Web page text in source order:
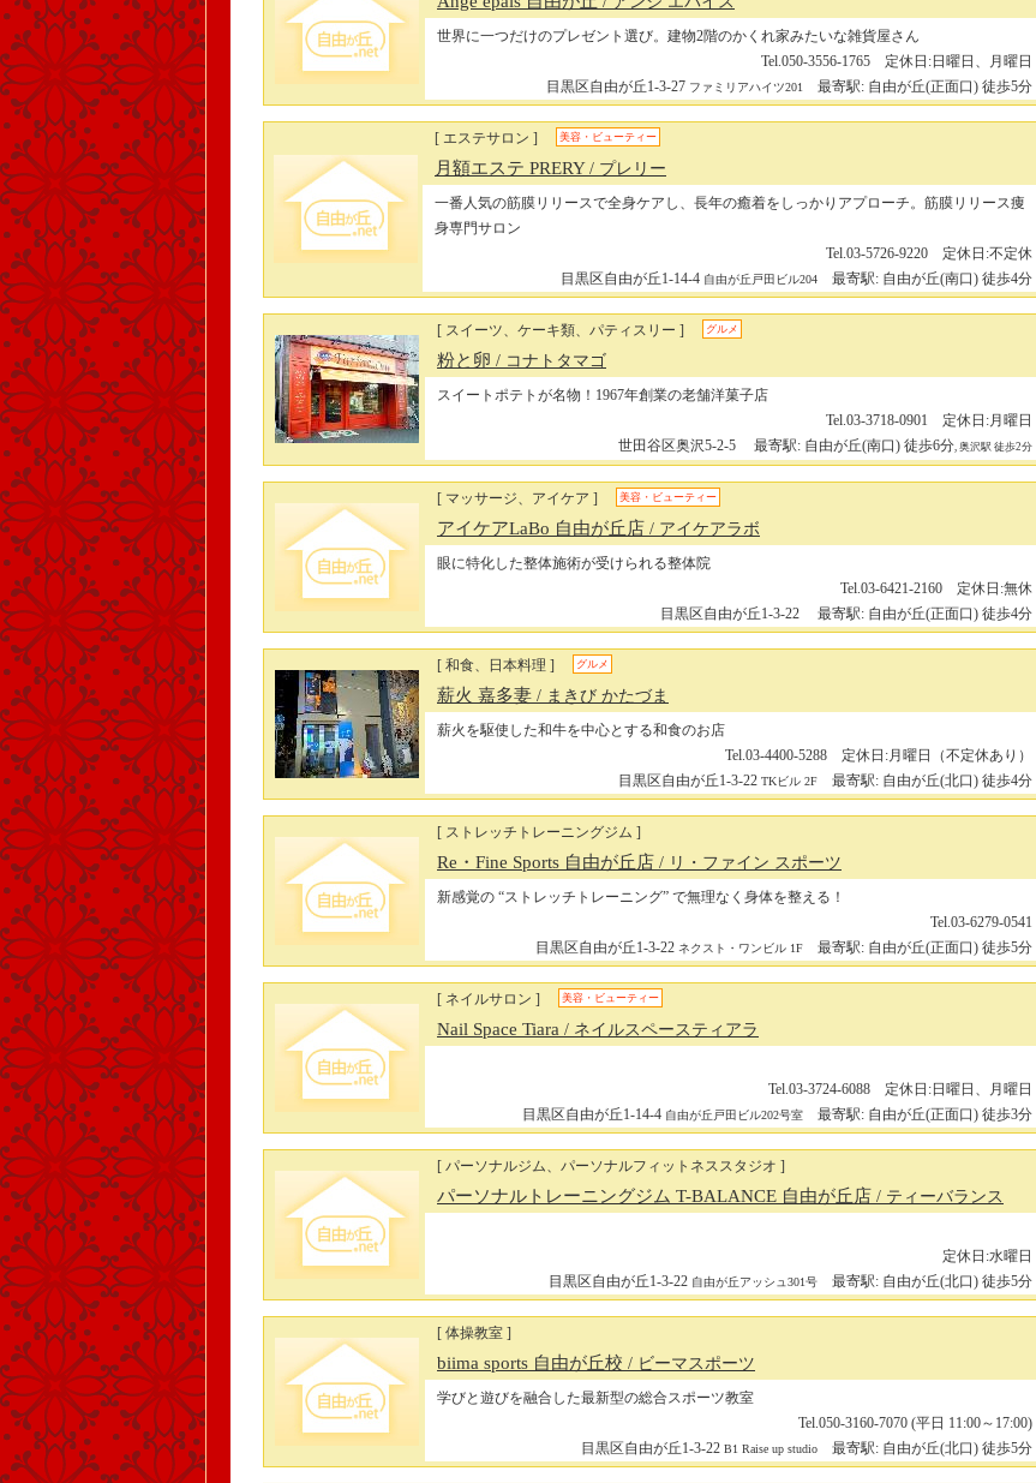
世界に一つだけのプレゼント選び。建物2階のかくれ家みたいな雑貨屋さん
Tel.050-3556-1765 定休日:日曜日、月曜日
目黒区自由が丘1-3-27 ファミリアハイツ201 最寄駅: 自由が丘(正面口) 徒歩5分
[ エステサロン ] 美容・ビューティー
月額エステ PRERY / プレリー
一番人気の筋膜リリースで全身ケアし、長年の癒着をしっかりアプローチ。筋膜リリース痩
身専門サロン
Tel.03-5726-9220 定休日:不定休
目黒区自由が丘1-14-4 自由が丘戸田ビル204 最寄駅: 自由が丘(南口) 徒歩4分
[ スイーツ、ケーキ類、パティスリー ] グルメ
粉と卵 / コナトタマゴ
スイートポテトが名物！1967年創業の老舗洋菓子店
Tel.03-3718-0901 定休日:月曜日
世田谷区奥沢5-2-5
最寄駅: 自由が丘(南口) 徒歩6分, 奥沢駅 徒歩2分
[ マッサージ、アイケア ] 美容・ビューティー
アイケアLaBo 自由が丘店 / アイケアラボ
眼に特化した整体施術が受けられる整体院
Tel.03-6421-2160 定休日:無休
目黒区自由が丘1-3-22
最寄駅: 自由が丘(正面口) 徒歩4分
[ 和食、日本料理 ] グルメ
薪火 嘉多妻 / まきび かたづま
薪火を駆使した和牛を中心とする和食のお店
Tel.03-4400-5288 定休日:月曜日（不定休あり）
目黒区自由が丘1-3-22 TKビル 2F 最寄駅: 自由が丘(北口) 徒歩4分
[ ストレッチトレーニングジム ]
Re・Fine Sports 自由が丘店 / リ・ファイン スポーツ
新感覚の “ストレッチトレーニング” で無理なく身体を整える！
Tel.03-6279-0541
目黒区自由が丘1-3-22 ネクスト・ワンビル 1F 最寄駅: 自由が丘(正面口) 徒歩5分
[ ネイルサロン ] 美容・ビューティー
Nail Space Tiara / ネイルスペースティアラ
Tel.03-3724-6088 定休日:日曜日、月曜日
目黒区自由が丘1-14-4 自由が丘戸田ビル202号室 最寄駅: 自由が丘(正面口) 徒歩3分
[ パーソナルジム、パーソナルフィットネススタジオ ]
パーソナルトレーニングジム T-BALANCE 自由が丘店 / ティーバランス
定休日:水曜日
目黒区自由が丘1-3-22 自由が丘アッシュ301号 最寄駅: 自由が丘(北口) 徒歩5分
[ 体操教室 ]
biima sports 自由が丘校 / ビーマスポーツ
学びと遊びを融合した最新型の総合スポーツ教室
Tel.050-3160-7070 (平日 11:00～17:00)
目黒区自由が丘1-3-22 B1 Raise up studio 最寄駅: 自由が丘(北口) 徒歩5分